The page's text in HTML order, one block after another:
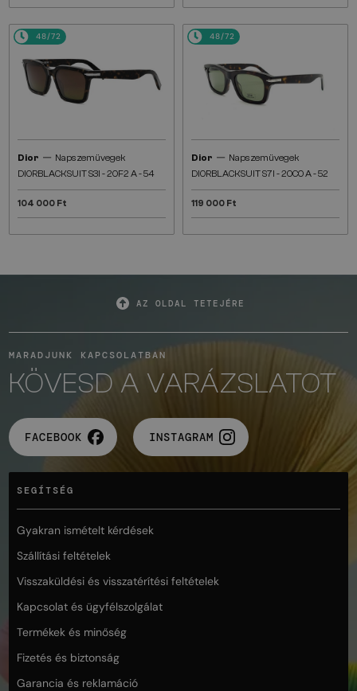
48/72
Dior — Napszemüvegek
DIORBLACKSUIT S3I - 20F2 A - 54
104 000 Ft
48/72
Dior — Napszemüvegek
DIORBLACKSUIT S7I - 20C0 A - 52
119 000 Ft
AZ OLDAL TETEJÉRE
MARADJUNK KAPCSOLATBAN
KÖVESD A VARÁZSLATOT
FACEBOOK INSTAGRAM
SEGÍTSÉG
Gyakran ismételt kérdések
Szállítási feltételek
Visszaküldési és visszatérítési feltételek
Kapcsolat és ügyfélszolgálat
Termékek és minőség
Fizetés és biztonság
Garancia és reklamáció